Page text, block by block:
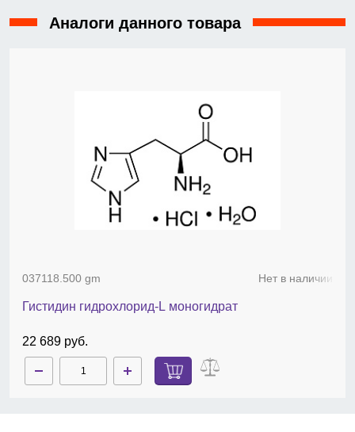
Аналоги данного товара
037118.500 gm Нет в наличии
Гистидин гидрохлорид-L моногидрат
22 689 руб.